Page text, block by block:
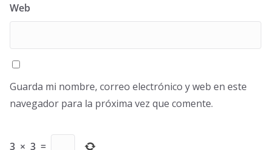
Web
Guarda mi nombre, correo electrónico y web en este
navegador para la próxima vez que comente.
3 × 3 =